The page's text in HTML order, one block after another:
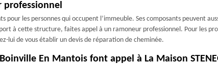
professionnel
les personnes qui occupent l’immeuble. Ses composants peuvent
à cette structure, faites appel à un ramoneur professionnel. Pour les
lui de vous établir un devis de réparation de cheminée.
En Mantois font appel à La Maison